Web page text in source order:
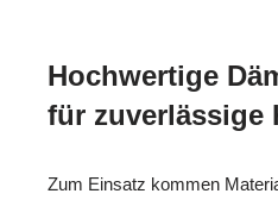
Hochwertige
für zuverlässige
Zum Einsatz kommen